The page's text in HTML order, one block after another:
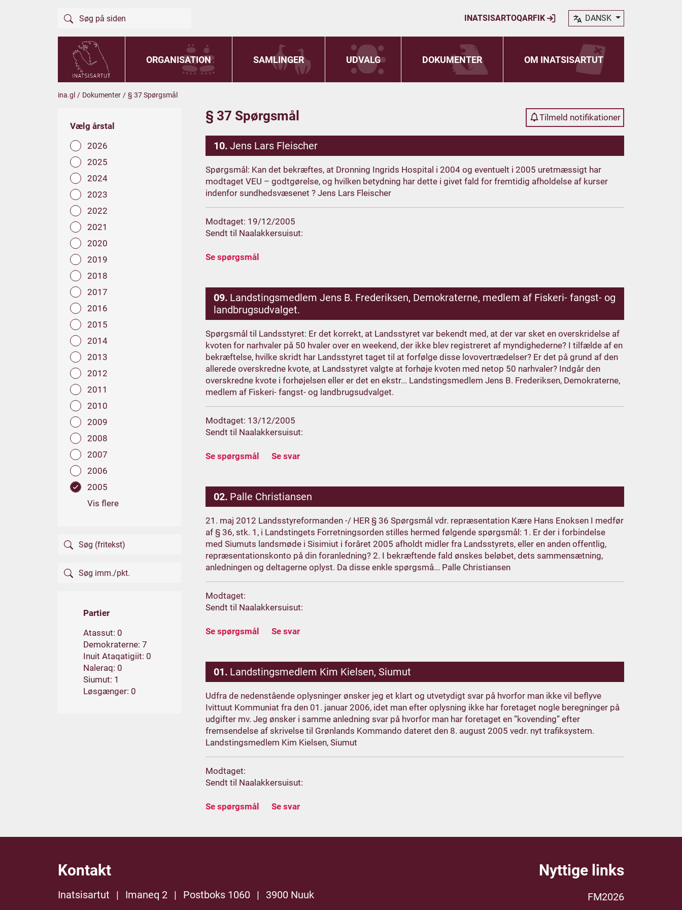
INATSISARTOQARFIK DANSK
ORGANISATION SAMLINGER UDVALG DOKUMENTER OM INATSISARTUT
ina.gl / Dokumenter / § 37 Spørgsmål
Vælg årstal
2026
2025
2024
2023
2022
2021
2020
2019
2018
2017
2016
2015
2014
2013
2012
2011
2010
2009
2008
2007
2006
2005
Vis flere
Partier
Atassut: 0
Demokraterne: 7
Inuit Ataqatigiit: 0
Naleraq: 0
Siumut: 1
Løsgænger: 0
§ 37 Spørgsmål Tilmeld notifikationer
10. Jens Lars Fleischer
Spørgsmål: Kan det bekræftes, at Dronning Ingrids Hospital i 2004 og eventuelt i 2005 uretmæssigt har
modtaget VEU – godtgørelse, og hvilken betydning har dette i givet fald for fremtidig afholdelse af kurser
indenfor sundhedsvæsenet ? Jens Lars Fleischer
Modtaget: 19/12/2005
Sendt til Naalakkersuisut:
Se spørgsmål
09. Landstingsmedlem Jens B. Frederiksen, Demokraterne, medlem af Fiskeri- fangst- og
landbrugsudvalget.
Spørgsmål til Landsstyret: Er det korrekt, at Landsstyret var bekendt med, at der var sket en overskridelse af
kvoten for narhvaler på 50 hvaler over en weekend, der ikke blev registreret af myndighederne? I tilfælde af en
bekræftelse, hvilke skridt har Landsstyret taget til at forfølge disse lovovertrædelser? Er det på grund af den
allerede overskredne kvote, at Landsstyret valgte at forhøje kvoten med netop 50 narhvaler? Indgår den
overskredne kvote i forhøjelsen eller er det en ekstr... Landstingsmedlem Jens B. Frederiksen, Demokraterne,
medlem af Fiskeri- fangst- og landbrugsudvalget.
Modtaget: 13/12/2005
Sendt til Naalakkersuisut:
Se spørgsmål Se svar
02. Palle Christiansen
21. maj 2012 Landsstyreformanden -/ HER § 36 Spørgsmål vdr. repræsentation Kære Hans Enoksen I medfør
af § 36, stk. 1, i Landstingets Forretningsorden stilles hermed følgende spørgsmål: 1. Er der i forbindelse
med Siumuts landsmøde i Sisimiut i foråret 2005 afholdt midler fra Landsstyrets, eller en anden offentlig,
repræsentationskonto på din foranledning? 2. I bekræftende fald ønskes beløbet, dets sammensætning,
anledningen og deltagerne oplyst. Da disse enkle spørgsmå... Palle Christiansen
Modtaget:
Sendt til Naalakkersuisut:
Se spørgsmål Se svar
01. Landstingsmedlem Kim Kielsen, Siumut
Udfra de nedenstående oplysninger ønsker jeg et klart og utvetydigt svar på hvorfor man ikke vil beflyve
Ivittuut Kommuniat fra den 01. januar 2006, idet man efter oplysning ikke har foretaget nogle beregninger på
udgifter mv. Jeg ønsker i samme anledning svar på hvorfor man har foretaget en ”kovending” efter
fremsendelse af skrivelse til Grønlands Kommando dateret den 8. august 2005 vedr. nyt trafiksystem.
Landstingsmedlem Kim Kielsen, Siumut
Modtaget:
Sendt til Naalakkersuisut:
Se spørgsmål Se svar
Kontakt
Inatsisartut | Imaneq 2 | Postboks 1060 | 3900 Nuuk
Nyttige links
FM2026